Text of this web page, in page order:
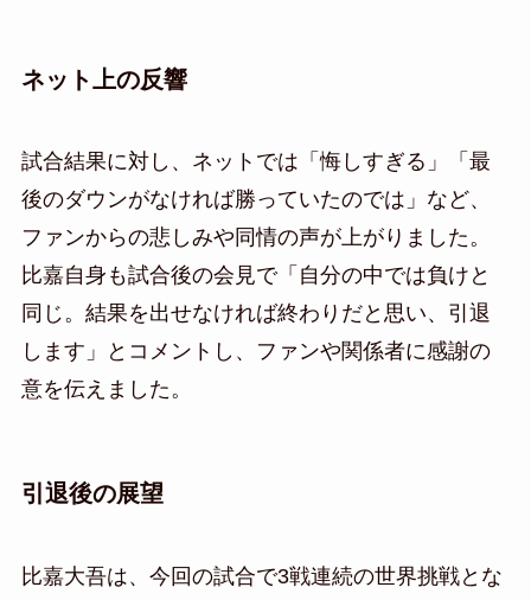
ネット上の反響
試合結果に対し、ネットでは「悔しすぎる」「最
後のダウンがなければ勝っていたのでは」など、
ファンからの悲しみや同情の声が上がりました。
比嘉自身も試合後の会見で「自分の中では負けと
同じ。結果を出せなければ終わりだと思い、引退
します」とコメントし、ファンや関係者に感謝の
意を伝えました。
引退後の展望
比嘉大吾は、今回の試合で3戦連続の世界挑戦とな